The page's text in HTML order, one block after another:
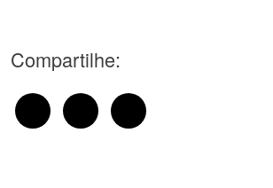
Compartilhe: